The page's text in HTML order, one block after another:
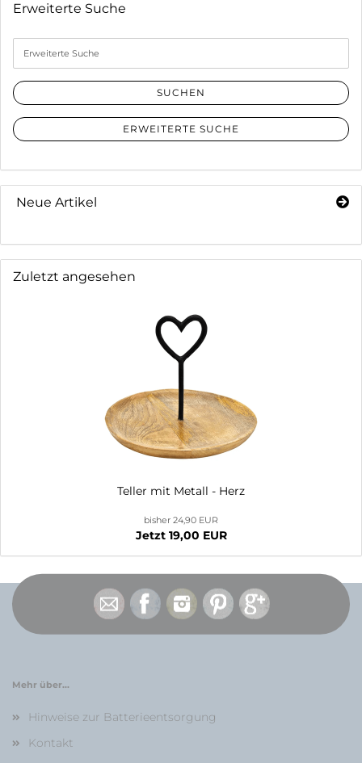
Erweiterte Suche
Suche
SUCHEN
ERWEITERTE SUCHE
Neue Artikel
Zuletzt angesehen
Teller mit Metall - Herz
bisher 24,90 EUR
Jetzt 19,00 EUR
Mehr über...
Hinweise zur Batterieentsorgung
Kontakt